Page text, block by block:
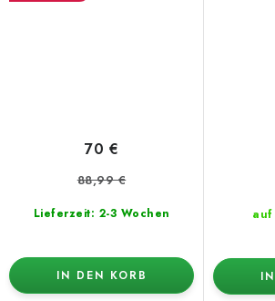
Lieferzeit: 2-3 Wochen
70 €
88,99 €
IN DEN KORB